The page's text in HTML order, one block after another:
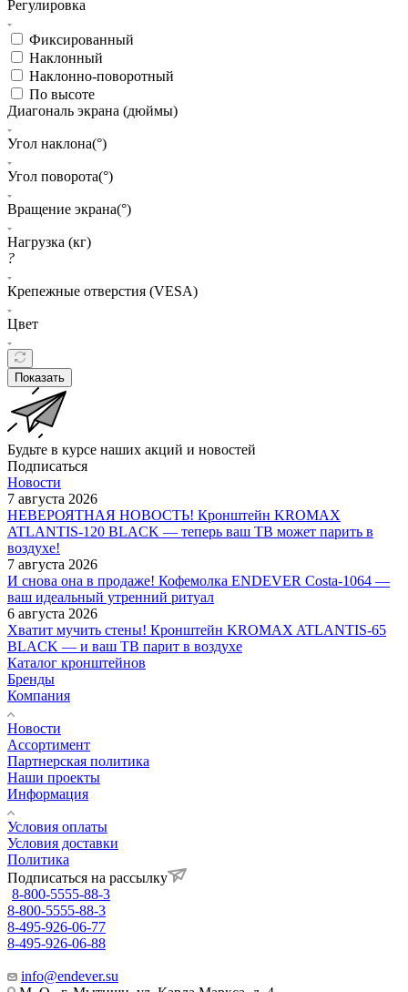
Регулировка
Фиксированный
Наклонный
Наклонно-поворотный
По высоте
Диагональ экрана (дюймы)
Угол наклона(°)
Угол поворота(°)
Вращение экрана(°)
Нагрузка (кг)
?
Крепежные отверстия (VESA)
Цвет
Показать
Будьте в курсе наших акций и новостей
Подписаться
Новости
7 августа 2026
НЕВЕРОЯТНАЯ НОВОСТЬ! Кронштейн KROMAX
ATLANTIS-120 BLACK — теперь ваш ТВ может парить в
воздухе!
7 августа 2026
И снова она в продаже! Кофемолка ENDEVER Costa-1064 —
ваш идеальный утренний ритуал
6 августа 2026
Хватит мучить стены! Кронштейн KROMAX ATLANTIS-65
BLACK — и ваш ТВ парит в воздухе
Каталог кронштейнов
Бренды
Компания
Новости
Ассортимент
Партнерская политика
Наши проекты
Информация
Условия оплаты
Условия доставки
Политика
Подписаться на рассылку
8-800-5555-88-3
8-800-5555-88-3
8-495-926-06-77
8-495-926-06-88
info@endever.su